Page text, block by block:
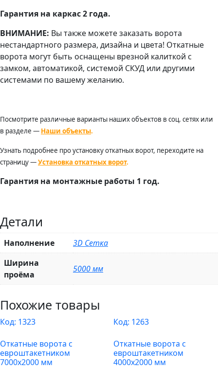
Гарантия на каркас 2 года.
ВНИМАНИЕ: Вы также можете заказать ворота
нестандартного размера, дизайна и цвета! Откатные
ворота могут быть оснащены врезной калиткой с
замком, автоматикой, системой СКУД или другими
системами по вашему желанию.
Посмотрите различные варианты наших объектов в соц. сетях или
в разделе — Наши объекты.
Узнать подробнее про установку откатных ворот, переходите на
страницу —Установка откатных ворот.
Гарантия на монтажные работы 1 год.
Детали
Наполнение
3D Сетка
Ширина
проёма
5000 мм
Похожие товары
Код: 1323
Откатные ворота с
евроштакетником
7000х2000 мм
Код: 1263
Откатные ворота с
евроштакетником
4000х2000 мм